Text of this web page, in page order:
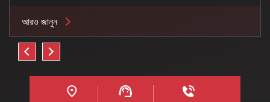
আরও জানুন